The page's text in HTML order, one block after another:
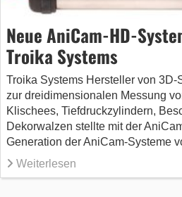
Neue AniCam-HD-
Troika Systems
Troika Systems Hersteller von
zur dreidimensionalen Messung
Klischees, Tiefdruckzylindern,
Dekorwalzen stellte mit der
Generation der AniCam-Systeme
Weiterlesen